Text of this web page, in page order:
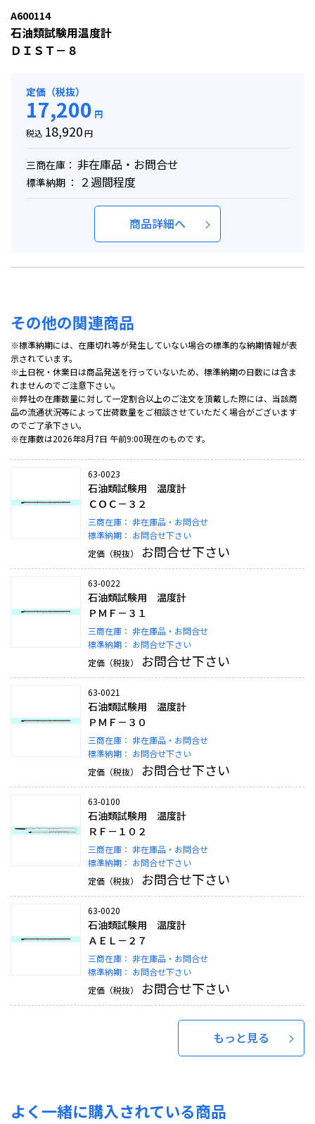
A600114
石油類試験用温度計
ＤＩＳＴ－８
定価（税抜）
17,200 円
税込 18,920円
三商在庫： 非在庫品・お問合せ
標準納期 ： ２週間程度
商品詳細へ
その他の関連商品
※標準納期には、在庫切れ等が発生していない場合の標準的な納期情報が表
示されています。
※土日祝・休業日は商品発送を行っていないため、標準納期の日数には含ま
れませんのでご注意下さい。
※弊社の在庫数量に対して一定割合以上のご注文を頂戴した際には、当該商
品の流通状況等によって出荷数量をご相談させていただく場合がございます
のでご了承下さい。
※在庫数は2026年8月7日 午前9:00現在のものです。
63-0023
石油類試験用 温度計
ＣＯＣ－３２
三商在庫： 非在庫品・お問合せ
標準納期： お問合せ下さい
定価（税抜）
お問合せ下さい
63-0022
石油類試験用 温度計
ＰＭＦ－３１
三商在庫： 非在庫品・お問合せ
標準納期： お問合せ下さい
定価（税抜）
お問合せ下さい
63-0021
石油類試験用 温度計
ＰＭＦ－３０
三商在庫： 非在庫品・お問合せ
標準納期： お問合せ下さい
定価（税抜）
お問合せ下さい
63-0100
石油類試験用 温度計
ＲＦ－１０２
三商在庫： 非在庫品・お問合せ
標準納期： お問合せ下さい
定価（税抜）
お問合せ下さい
63-0020
石油類試験用 温度計
ＡＥＬ－２７
三商在庫： 非在庫品・お問合せ
標準納期： お問合せ下さい
定価（税抜）
お問合せ下さい
もっと見る
よく一緒に購入されている商品